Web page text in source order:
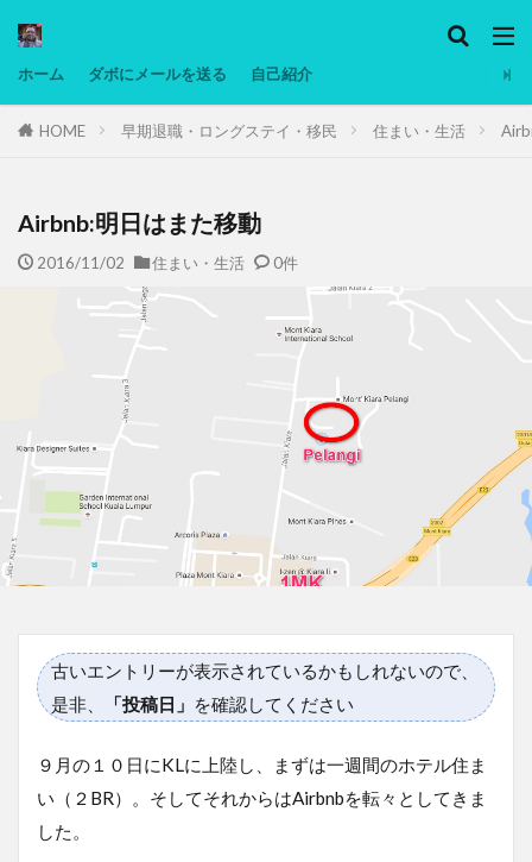
ホーム ダボにメールを送る 自己紹介
HOME 早期退職・ロングステイ・移民 住まい・生活
Airbnb:明日はまた移動
2016/11/02 住まい・生活 0件
古いエントリーが表示されているかもしれないので、
是非、
「投稿日」 を確認してください
９月の１０日にKLに上陸し、まずは一週間のホテル住ま
い（２BR）。そしてそれからはAirbnbを転々としてきま
した。
タグ
マレーシア動画
ヨーグルト
日本人村社会